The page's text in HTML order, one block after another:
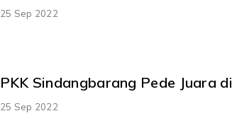
25 Sep 2022
PKK Sindangbarang Pede Juara
25 Sep 2022